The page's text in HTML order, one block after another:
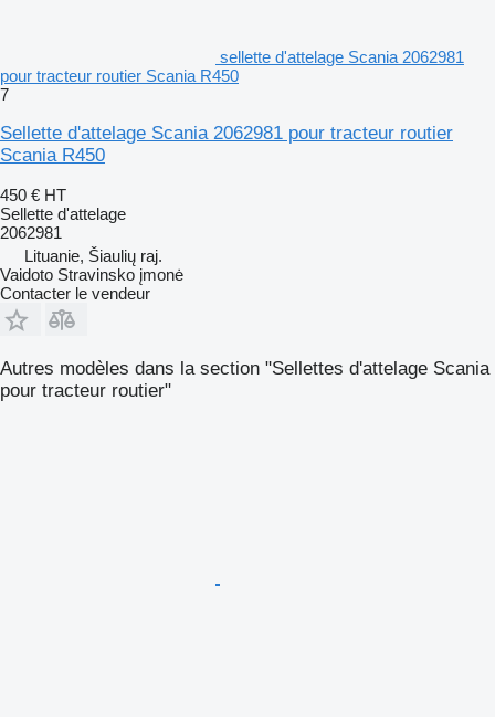
sellette d'attelage Scania 2062981
pour tracteur routier Scania R450
7
Sellette d'attelage Scania 2062981 pour tracteur routier
Scania R450
450 € HT
Sellette d'attelage
2062981
Lituanie, Šiaulių raj.
Vaidoto Stravinsko įmonė
Contacter le vendeur
Autres modèles dans la section "Sellettes d'attelage Scania
pour tracteur routier"